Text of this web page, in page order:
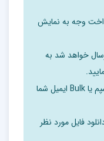
وجه به نمایش
خواهد شد به
ممکن است ایمیل ارسالی به پوشه اسپم یا Bulk ایمیل شما
فایل مورد نظر